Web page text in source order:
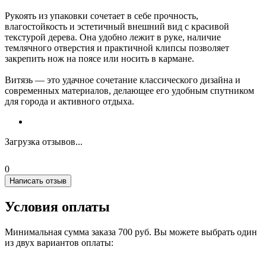
Рукоять из упаковки сочетает в себе прочность,
влагостойкость и эстетичный внешний вид с красивой
текстурой дерева. Она удобно лежит в руке, наличие
темлячного отверстия и практичной клипсы позволяет
закрепить нож на поясе или носить в кармане.
Витязь — это удачное сочетание классического дизайна и
современных материалов, делающее его удобным спутником
для города и активного отдыха.
Загрузка отзывов...
0
Написать отзыв
Условия оплаты
Минимальная сумма заказа 700 руб. Вы можете выбрать один
из двух вариантов оплаты: